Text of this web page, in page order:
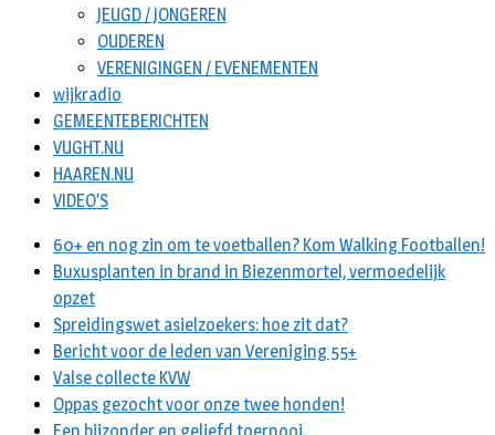
JEUGD / JONGEREN
OUDEREN
VERENIGINGEN / EVENEMENTEN
wijkradio
GEMEENTEBERICHTEN
VUGHT.NU
HAAREN.NU
VIDEO’S
60+ en nog zin om te voetballen? Kom Walking Footballen!
Buxusplanten in brand in Biezenmortel, vermoedelijk
opzet
Spreidingswet asielzoekers: hoe zit dat?
Bericht voor de leden van Vereniging 55+
Valse collecte KVW
Oppas gezocht voor onze twee honden!